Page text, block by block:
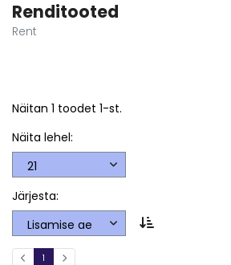
Renditooted
Rent
Näitan 1 toodet 1-st.
Näita lehel:
Järjesta:
1